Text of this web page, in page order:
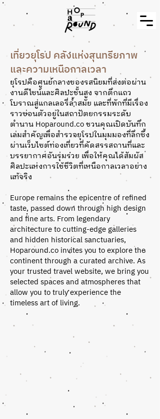
เที่ยวยุโรป คลังแห่งสุนทรียภาพ
และความเหนือกาลเวลา
ยุโรปคือศูนย์กลางของรสนิยมที่ส่งต่อผ่าน
งานดีไซน์และศิลปะชั้นสูง จากตึกแถว
โบราณสู่แกลเลอรี่ล้ำสมัย และที่พักที่มีเรื่อง
ราวซ่อนตัวอยู่ในสถาปัตยกรรมระดับ
ตำนาน Hoparound.co ชวนคุณเปิดบันทึก
เล่มสำคัญเพื่อสำรวจยุโรปในมุมมองที่ลึกซึ้ง
ผ่านเว็บไซต์ท่องเที่ยวที่คัดสรรสถานที่และ
บรรยากาศอันรุ่มรวย เพื่อให้คุณได้สัมผัส
ศิลปะแห่งการใช้ชีวิตที่เหนือกาลเวลาอย่าง
แท้จริง
Europe remains the epicentre of refined
taste, passed down through high design
and fine arts. From legendary
architecture to cutting-edge galleries
and hidden historical sanctuaries,
Hoparound.co invites you to explore the
continent through a curated archive. As
your trusted travel website, we bring you
selected spaces and atmospheres that
allow you to truly experience the
timeless art of living.